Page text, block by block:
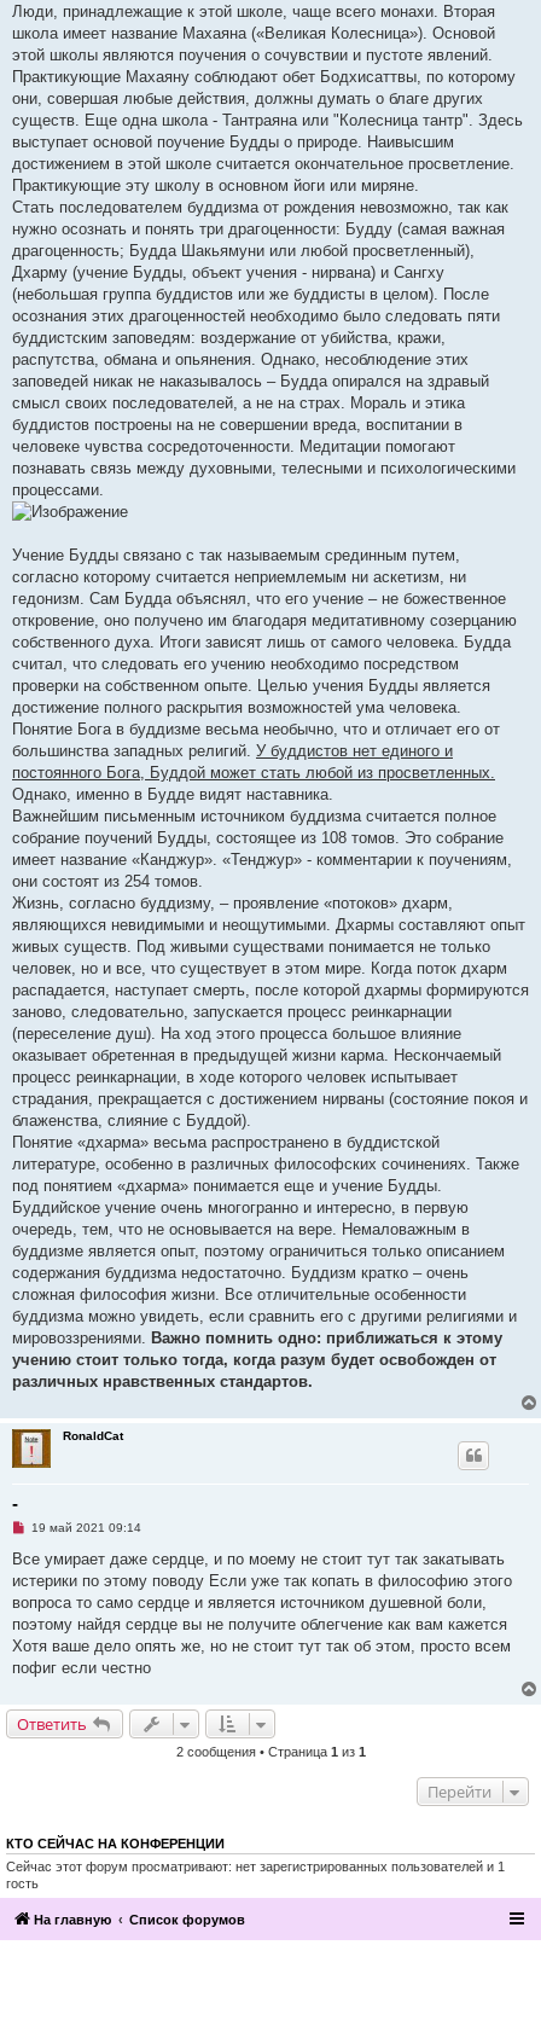
Люди, принадлежащие к этой школе, чаще всего монахи. Вторая
школа имеет название Махаяна («Великая Колесница»). Основой
этой школы являются поучения о сочувствии и пустоте явлений.
Практикующие Махаяну соблюдают обет Бодхисаттвы, по которому
они, совершая любые действия, должны думать о благе других
существ. Еще одна школа - Тантраяна или "Колесница тантр". Здесь
выступает основой поучение Будды о природе. Наивысшим
достижением в этой школе считается окончательное просветление.
Практикующие эту школу в основном йоги или миряне.
Стать последователем буддизма от рождения невозможно, так как
нужно осознать и понять три драгоценности: Будду (самая важная
драгоценность; Будда Шакьямуни или любой просветленный),
Дхарму (учение Будды, объект учения - нирвана) и Сангху
(небольшая группа буддистов или же буддисты в целом). После
осознания этих драгоценностей необходимо было следовать пяти
буддистским заповедям: воздержание от убийства, кражи,
распутства, обмана и опьянения. Однако, несоблюдение этих
заповедей никак не наказывалось – Будда опирался на здравый
смысл своих последователей, а не на страх. Мораль и этика
буддистов построены на не совершении вреда, воспитании в
человеке чувства сосредоточенности. Медитации помогают
познавать связь между духовными, телесными и психологическими
процессами.
Учение Будды связано с так называемым срединным путем,
согласно которому считается неприемлемым ни аскетизм, ни
гедонизм. Сам Будда объяснял, что его учение – не божественное
откровение, оно получено им благодаря медитативному созерцанию
собственного духа. Итоги зависят лишь от самого человека. Будда
считал, что следовать его учению необходимо посредством
проверки на собственном опыте. Целью учения Будды является
достижение полного раскрытия возможностей ума человека.
Понятие Бога в буддизме весьма необычно, что и отличает его от
большинства западных религий. У буддистов нет единого и
постоянного Бога, Буддой может стать любой из просветленных.
Однако, именно в Будде видят наставника.
Важнейшим письменным источником буддизма считается полное
собрание поучений Будды, состоящее из 108 томов. Это собрание
имеет название «Канджур». «Тенджур» - комментарии к поучениям,
они состоят из 254 томов.
Жизнь, согласно буддизму, – проявление «потоков» дхарм,
являющихся невидимыми и неощутимыми. Дхармы составляют опыт
живых существ. Под живыми существами понимается не только
человек, но и все, что существует в этом мире. Когда поток дхарм
распадается, наступает смерть, после которой дхармы формируются
заново, следовательно, запускается процесс реинкарнации
(переселение душ). На ход этого процесса большое влияние
оказывает обретенная в предыдущей жизни карма. Нескончаемый
процесс реинкарнации, в ходе которого человек испытывает
страдания, прекращается с достижением нирваны (состояние покоя и
блаженства, слияние с Буддой).
Понятие «дхарма» весьма распространено в буддистской
литературе, особенно в различных философских сочинениях. Также
под понятием «дхарма» понимается еще и учение Будды.
Буддийское учение очень многогранно и интересно, в первую
очередь, тем, что не основывается на вере. Немаловажным в
буддизме является опыт, поэтому ограничиться только описанием
содержания буддизма недостаточно. Буддизм кратко – очень
сложная философия жизни. Все отличительные особенности
буддизма можно увидеть, если сравнить его с другими религиями и
мировоззрениями. Важно помнить одно: приближаться к этому
учению стоит только тогда, когда разум будет освобожден от
различных нравственных стандартов.
RonaldCat
-
Н
п
о
ч
т
а
н
с
о
19 май 2021 09:14
Все умирает даже сердце, и по моему не стоит тут так закатывать
истерики по этому поводу Если уже так копать в философию этого
вопроса то само сердце и является источником душевной боли,
поэтому найдя сердце вы не получите облегчение как вам кажется
Хотя ваше дело опять же, но не стоит тут так об этом, просто всем
пофиг если честно
Ответить
2 сообщения • Страница 1 из 1
Перейти
КТО СЕЙЧАС НА КОНФЕРЕНЦИИ
Сейчас этот форум просматривают: нет зарегистрированных пользователей и 1
гость
На главную Список форумов